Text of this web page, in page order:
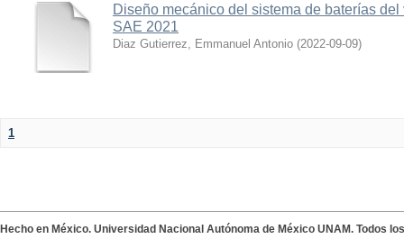
Diseño mecánico del sistema de baterías
SAE 2021
Diaz Gutierrez, Emmanuel Antonio (2022-09-09)
1
Hecho en México. Universidad Nacional Autónoma de México UNAM. Todos